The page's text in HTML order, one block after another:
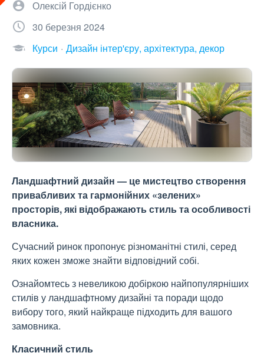
Олексій Гордієнко
30 березня 2024
Курси
Дизайн інтер'єру, архітектура, декор
Ландшафтний дизайн — це мистецтво створення
привабливих та гармонійних «зелених»
просторів, які відображають стиль та особливості
власника.
Сучасний ринок пропонує різноманітні стилі, серед
яких кожен зможе знайти відповідний собі.
Ознайомтесь з невеликою добіркою найпопулярніших
стилів у ландшафтному дизайні та поради щодо
вибору того, який найкраще підходить для вашого
замовника.
Класичний стиль